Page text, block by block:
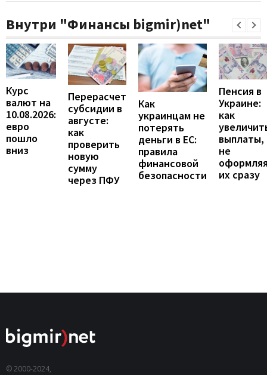
Внутри "Финансы bigmir)net"
Курс
валют на
10.08.2026:
евро
пошло
вниз
Перерасчет
субсидии в
августе:
как
проверить
новую
сумму
через ПФУ
Как
украинцам не
потерять
деньги в ЕС:
правила
финансовой
безопасности
Пенсия в
Украине:
как
выплаты,
не
их сразу
© 2000-2024,